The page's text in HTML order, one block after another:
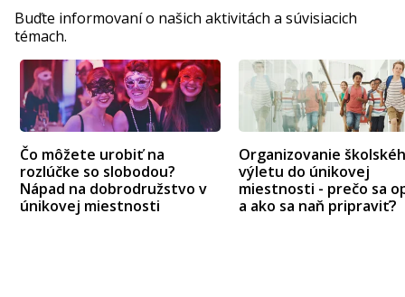
Buďte informovaní o našich aktivitách a súvisiacich
témach.
Čo môžete urobiť na
rozlúčke so slobodou?
Nápad na dobrodružstvo v
únikovej miestnosti
Organizovanie
výletu do únikovej
miestnosti - prečo sa
a ako sa naň pripraviť?